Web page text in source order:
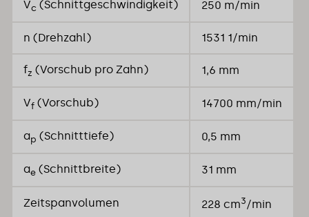
Vc (Schnittgeschwindigkeit) 250 m/min
n (Drehzahl) 1531 1/min
fz (Vorschub pro Zahn) 1,6 mm
Vf (Vorschub) 14700 mm/min
ap (Schnitttiefe) 0,5 mm
ae (Schnittbreite) 31 mm
Zeitspanvolumen 228 cm3/min